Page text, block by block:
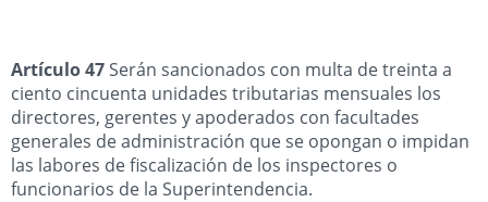
Artículo 47Serán sancionados con multa de treinta a
ciento cincuenta unidades tributarias mensuales los
directores, gerentes y apoderados con facultades
generales de administración que se opongan o impidan
las labores de fiscalización de los inspectores o
funcionarios de la Superintendencia.